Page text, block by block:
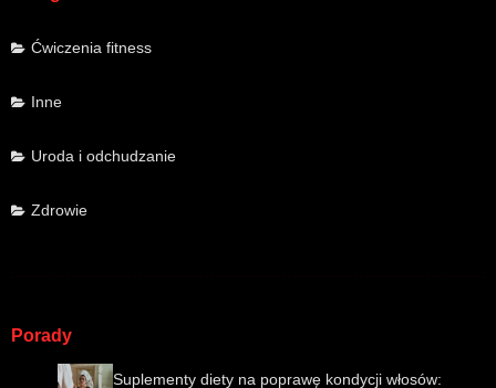
Ćwiczenia fitness
Inne
Uroda i odchudzanie
Zdrowie
Porady
Suplementy diety na poprawę kondycji włosów: